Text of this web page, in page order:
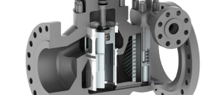
venttiilejä
mittareita.